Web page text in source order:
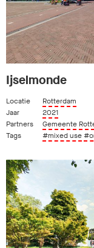
Ijselmonde
Locatie
Rotterdam
Jaar
2021
Partners
Gemeente
Tags
#mixed use